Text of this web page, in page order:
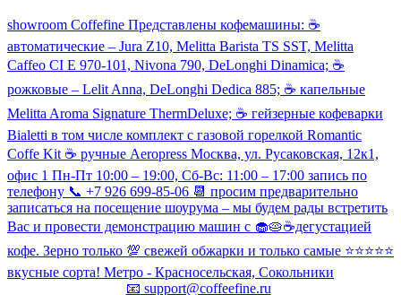
showroom Coffefine Представлены кофемашины: ☕️
автоматические – Jura Z10, Melitta Barista TS SST, Melitta
Caffeo CI Е 970-101, Nivona 790, DeLonghi Dinamica; ☕️
рожковые – Lelit Anna, DeLonghi Dedica 885; ☕️ капельные
Melitta Aroma Signature ThermDeluxe; ☕️ гейзерные кофеварки
Bialetti в том числе комплект с газовой горелкой Romantic
Coffe Kit ☕️ ручные Aeropress Москва, ул. Русаковская, 12к1,
офис 1 Пн-Пт 10:00 – 19:00, Сб-Вс: 11:00 – 17:00 запись по
телефону 📞 +7 926 699-85-06 📆 просим предварительно
записаться на посещение шоурума – мы будем рады встретить
Вас и провести демонстрацию машин с 🧁🥧☕️дегустацией
кофе. Зерно только 💯 свежей обжарки и только самые ⭐️⭐️⭐️⭐️⭐️
вкусные сорта! Метро - Красносельская, Сокольники
📧 support@coffeefine.ru